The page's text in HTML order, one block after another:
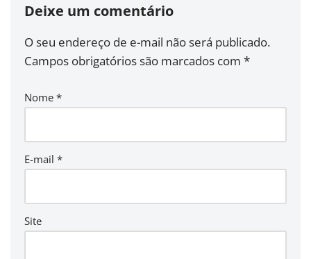
Deixe um comentário
O seu endereço de e-mail não será publicado.
Campos obrigatórios são marcados com *
Nome *
E-mail *
Site